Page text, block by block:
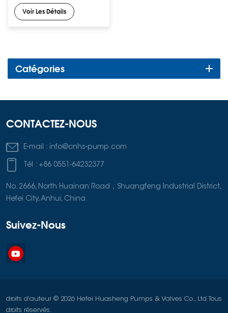
radiale type BB4 API 610
Voir Les Détails
Catégories
CONTACTEZ-NOUS
E-mail : info@cnhs-pump.com
Tél : +86 0551-64232377
No. 2666, North Huainan Road，Shuangfeng Industrial District,
Hefei City, Anhui, China.
Suivez-Nous
droits d'auteur © 2026 Hefei Huasheng Pumps & Valves Co., Ltd. Tous
droits réservés.